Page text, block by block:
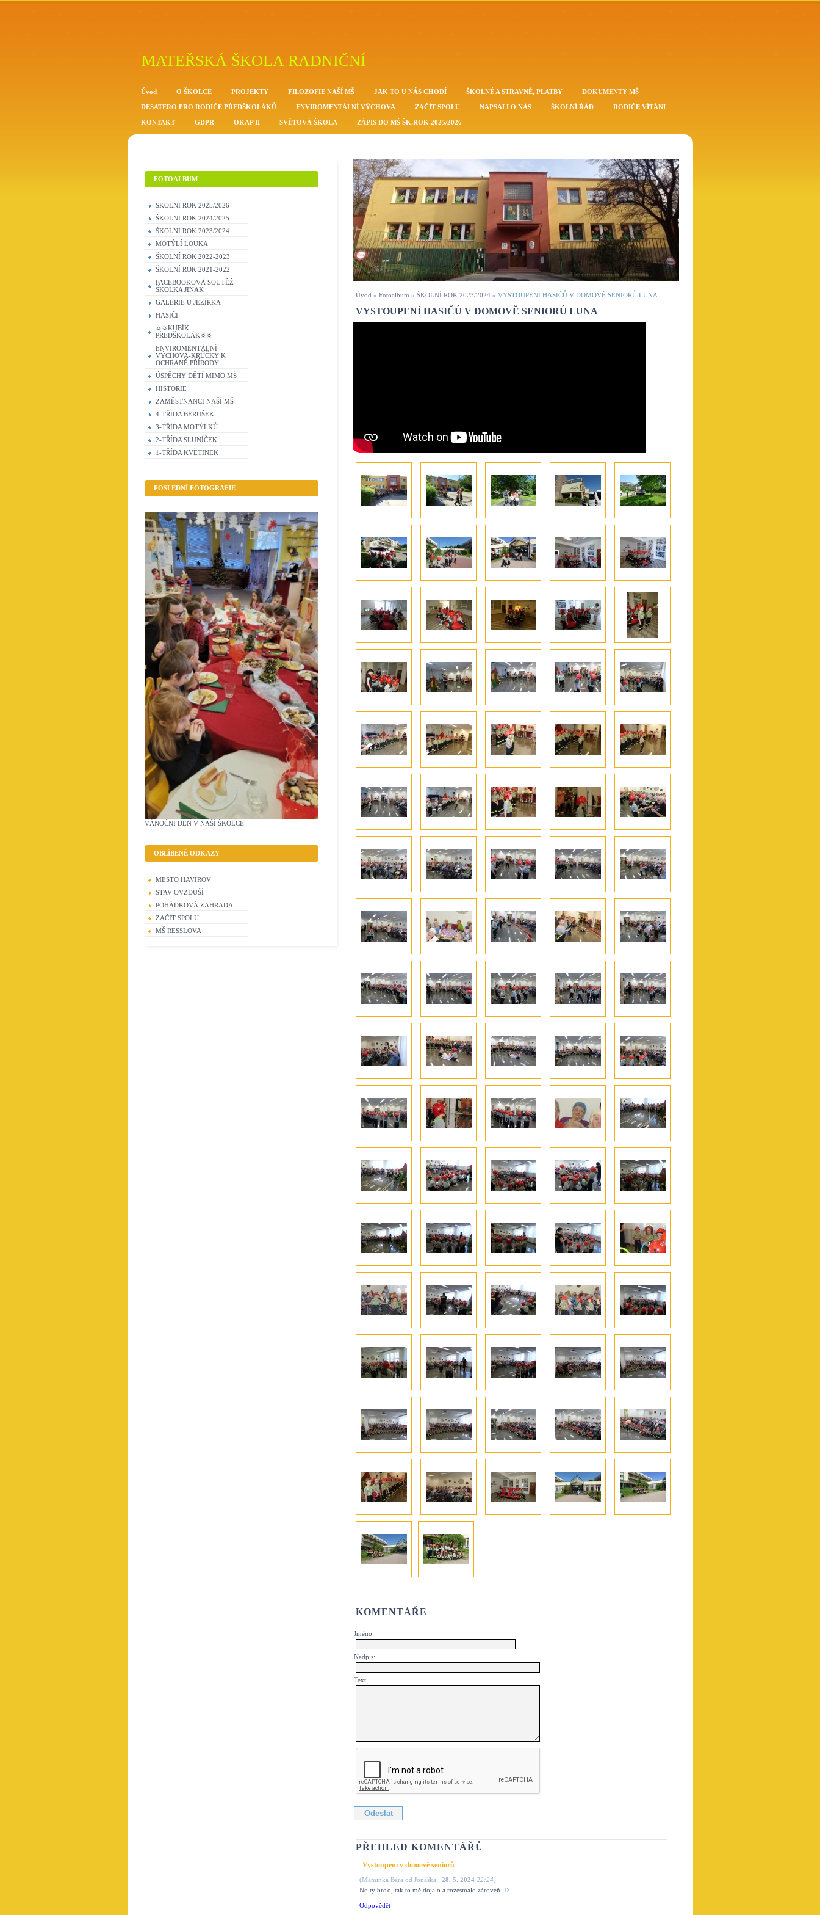
MATEŘSKÁ ŠKOLA RADNIČNÍ
Úvod » Fotoalbum » ŠKOLNÍ ROK 2023/2024 » VYSTOUPENÍ HASIČŮ V DOMOVĚ SENIORŮ LUNA
VYSTOUPENÍ HASIČŮ V DOMOVĚ SENIORŮ LUNA
KOMENTÁŘE
Jméno:
Nadpis:
Text:
PŘEHLED KOMENTÁŘŮ
Vystoupení v domově seniorů
(Maminka Bára od Jonáška 28. 5. 2024 22:24)
No ty brďo, tak to mě dojalo a rozesmálo zároveň :D
Odpovědět
Úvod O ŠKOLCE PROJEKTY FILOZOFIE NAŠÍ MŠ JAK TO U NÁS CHODÍ ŠKOLNÉ A STRAVNÉ, PLATBY DOKUMENTY MŠ
DESATERO PRO RODIČE PŘEDŠKOLÁKŮ ENVIROMENTÁLNÍ VÝCHOVA ZAČÍT SPOLU NAPSALI O NÁS ŠKOLNÍ ŘÁD RODIČE VÍTÁNI
KONTAKT GDPR OKAP II SVĚTOVÁ ŠKOLA ZÁPIS DO MŠ ŠK.ROK 2025/2026
FOTOALBUM
ŠKOLNÍ ROK 2025/2026
ŠKOLNÍ ROK 2024/2025
ŠKOLNÍ ROK 2023/2024
MOTÝLÍ LOUKA
ŠKOLNÍ ROK 2022-2023
ŠKOLNÍ ROK 2021-2022
FACEBOOKOVÁ SOUTĚŽ-
ŠKOLKA JINAK
GALERIE U JEZÍRKA
HASIČI
☼☼KUBÍK-
PŘEDŠKOLÁK☼☼
ENVIROMENTÁLNÍ
VÝCHOVA-KRŮČKY K
OCHRANĚ PŘÍRODY
ÚSPĚCHY DĚTÍ MIMO MŠ
HISTORIE
ZAMĚSTNANCI NAŠÍ MŠ
4-TŘÍDA BERUŠEK
3-TŘÍDA MOTÝLKŮ
2-TŘÍDA SLUNÍČEK
1-TŘÍDA KVĚTINEK
POSLEDNÍ FOTOGRAFIE
VÁNOČNÍ DEN V NAŠÍ ŠKOLCE
OBLÍBENÉ ODKAZY
MĚSTO HAVÍŘOV
STAV OVZDUŠÍ
POHÁDKOVÁ ZAHRADA
ZAČÍT SPOLU
MŠ RESSLOVA